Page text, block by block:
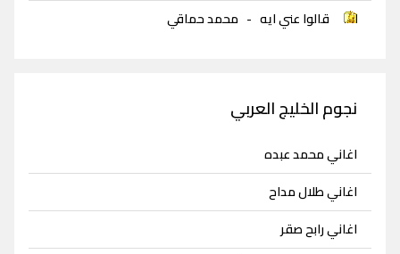
قالوا عني ايه - محمد حماقي
نجوم الخليج العربي
اغاني محمد عبده
اغاني طلال مداح
اغاني رابح صقر